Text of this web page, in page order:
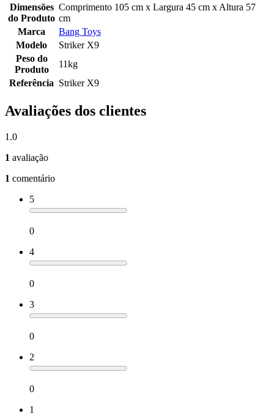
Dimensões
do Produto
Comprimento 105 cm x Largura 45 cm x Altura 57
cm
Marca
Bang Toys
Modelo
Striker X9
Peso do
Produto
11kg
Referência Striker X9
Avaliações dos clientes
1.0
1 avaliação
1 comentário
5
0
4
0
3
0
2
0
1